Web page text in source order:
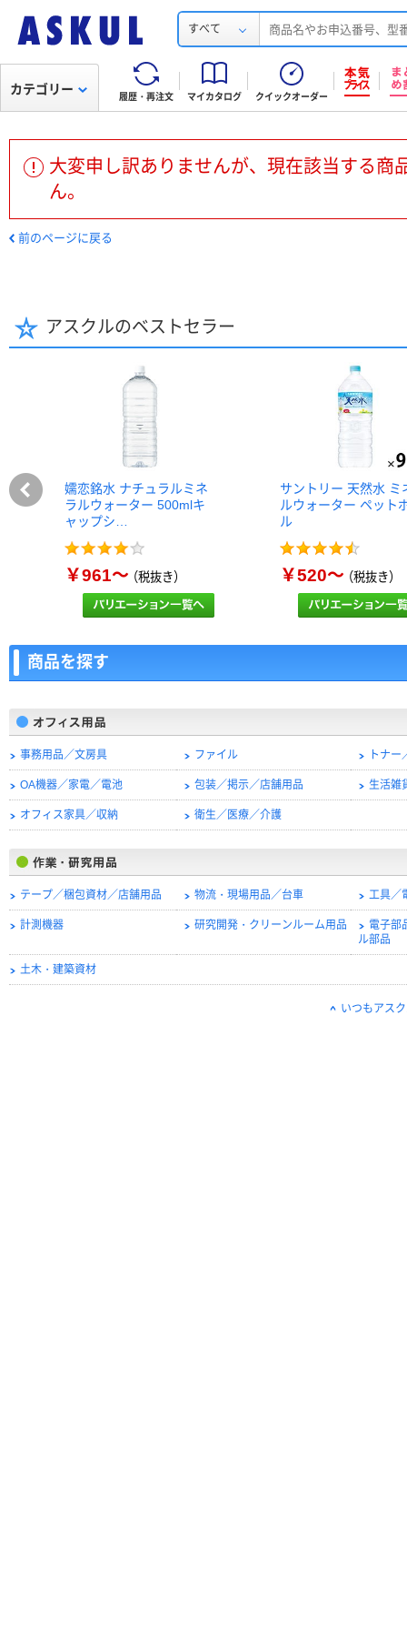
すべて
履歴・再注文 マイカタログ クイックオーダー
カテゴリー
大変申し訳ありませんが、現在該当する商
ん。
前のページに戻る
アスクルのベストセラー
嬬恋銘水 ナチュラルミネ
ラルウォーター 500mlキ
ャップシ…
￥961～（税抜き）
サントリー 天然水 ミ
ルウォーター ペット
ル
￥520～（税抜き）
商品を探す
事務用品／文房具 ファイル トナ
OA機器／家電／電池 包装／掲示／店舗用品 生活雑
オフィス家具／収納 衛生／医療／介護
テープ／梱包資材／店舗用品 物流・現場用品／台車 工具／
計測機器 研究開発・クリーンルーム用品
電子部
ル部品
土木・建築資材
いつもアス